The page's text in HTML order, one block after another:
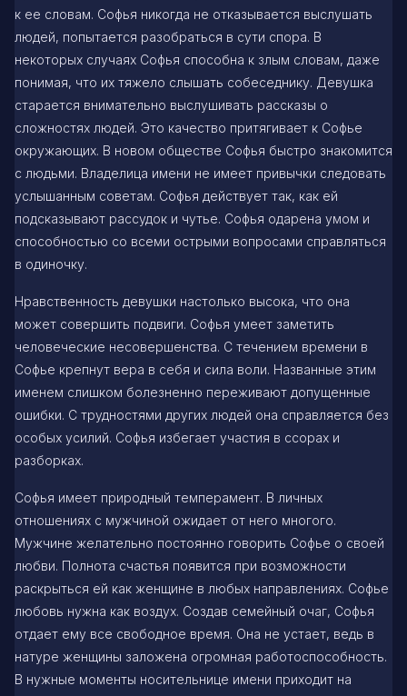
к ее словам. Софья никогда не отказывается выслушать
людей, попытается разобраться в сути спора. В
некоторых случаях Софья способна к злым словам, даже
понимая, что их тяжело слышать собеседнику. Девушка
старается внимательно выслушивать рассказы о
сложностях людей. Это качество притягивает к Софье
окружающих. В новом обществе Софья быстро знакомится
с людьми. Владелица имени не имеет привычки следовать
услышанным советам. Софья действует так, как ей
подсказывают рассудок и чутье. Софья одарена умом и
способностью со всеми острыми вопросами справляться
в одиночку.
Нравственность девушки настолько высока, что она
может совершить подвиги. Софья умеет заметить
человеческие несовершенства. С течением времени в
Софье крепнут вера в себя и сила воли. Названные этим
именем слишком болезненно переживают допущенные
ошибки. С трудностями других людей она справляется без
особых усилий. Софья избегает участия в ссорах и
разборках.
Софья имеет природный темперамент. В личных
отношениях с мужчиной ожидает от него многого.
Мужчине желательно постоянно говорить Софье о своей
любви. Полнота счастья появится при возможности
раскрыться ей как женщине в любых направлениях. Софье
любовь нужна как воздух. Создав семейный очаг, Софья
отдает ему все свободное время. Она не устает, ведь в
натуре женщины заложена огромная работоспособность.
В нужные моменты носительнице имени приходит на